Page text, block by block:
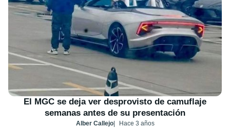
El MGC se deja ver desprovisto de camuflaje
semanas antes de su presentación
Alber Callejo Hace 3 años